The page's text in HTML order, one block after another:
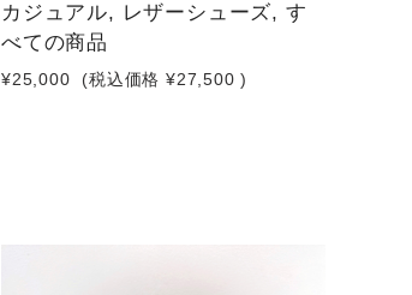
カジュアル, レザーシューズ, す
べての商品
¥25,000 (税込価格 ¥27,500 )